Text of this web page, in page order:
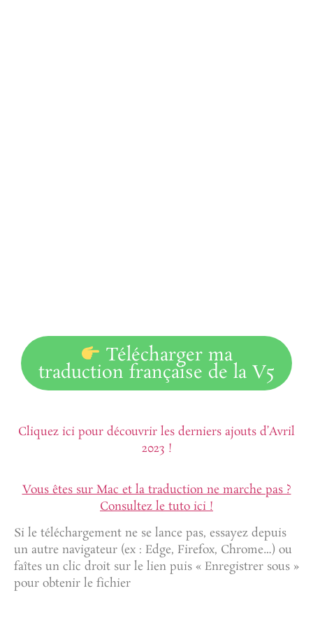
Télécharger ma
traduction française de la V5
Cliquez ici pour découvrir les derniers ajouts d’Avril
2023 !
Vous êtes sur Mac et la traduction ne marche pas ?
Consultez le tuto ici !
Si le téléchargement ne se lance pas, essayez depuis
un autre navigateur (ex : Edge, Firefox, Chrome…) ou
faîtes un clic droit sur le lien puis « Enregistrer sous »
pour obtenir le fichier